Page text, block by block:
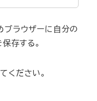
ブラウザーに自分の
存する。
ください。